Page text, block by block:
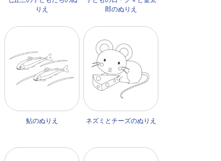
りえ
郎のぬりえ
鮎のぬりえ ネズミとチーズのぬりえ